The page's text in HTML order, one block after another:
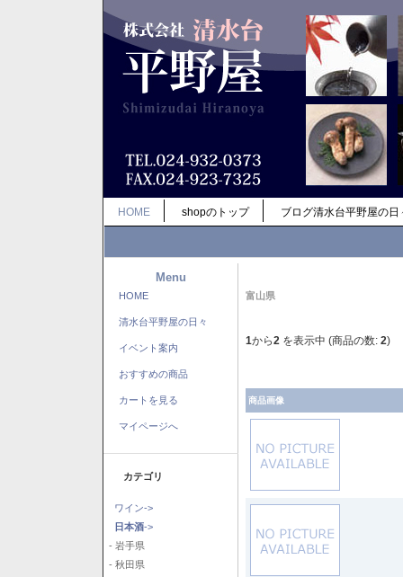
HOME shopのトップ ブログ清水台平野屋の日
Menu
HOME
清水台平野屋の日々
イベント案内
おすすめの商品
カートを見る
マイページへ
カテゴリ
ワイン->
日本酒->
- 岩手県
- 秋田県
富山県
1から2 を表示中 (商品の数: 2)
商品画像